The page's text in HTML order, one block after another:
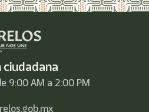
9:00 AM a 2:00 PM